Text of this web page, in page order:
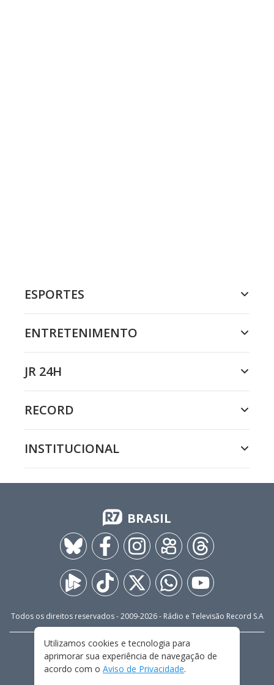
ESPORTES
ENTRETENIMENTO
JR 24H
RECORD
INSTITUCIONAL
BRASIL
Todos os direitos reservados - 2009-2026- Rádio e Televisão Record S.A
FALE CONOSCO
PRIVACIDADE
TERMOS E CONDIÇÕES DE USO
Utilizamos cookies e tecnologia para
aprimorar sua experiência de navegação de
acordo com o Aviso de Privacidade.